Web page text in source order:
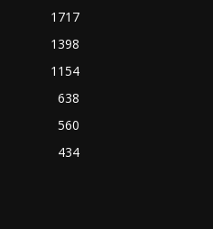
1717
1398
1154
638
560
434